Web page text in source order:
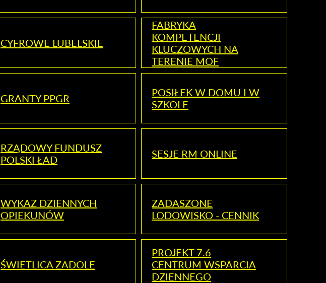
CYFROWE LUBELSKIE
FABRYKA
KOMPETENCJI
KLUCZOWYCH NA
TERENIE MOF
GRANTY PPGR
POSIŁEK W DOMU I W
SZKOLE
RZĄDOWY FUNDUSZ
POLSKI ŁAD
SESJE RM ONLINE
WYKAZ DZIENNYCH
OPIEKUNÓW
ZADASZONE
LODOWISKO - CENNIK
ŚWIETLICA ZADOLE
PROJEKT 7.6
CENTRUM WSPARCIA
DZIENNEGO